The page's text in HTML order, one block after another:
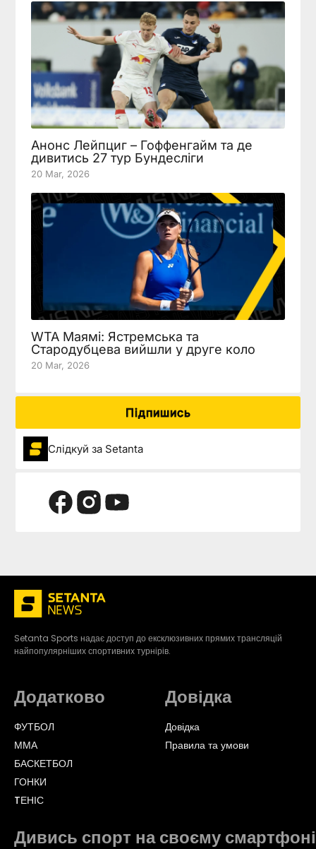
Анонс Лейпциг – Гоффенгайм та де
дивитись 27 тур Бундесліги
20 Mar, 2026
WTA Маямі: Ястремська та
Стародубцева вийшли у друге коло
20 Mar, 2026
Підпишись
Слідкуй за Setanta
Setanta Sports надає доступ до ексклюзивних прямих трансляцій
найпопулярніших спортивних турнірів.
Додатково
ФУТБОЛ
ММА
БАСКЕТБОЛ
ГОНКИ
TЕНІС
Довідка
Довідка
Правила та умови
Дивись спорт на своєму смартфоні